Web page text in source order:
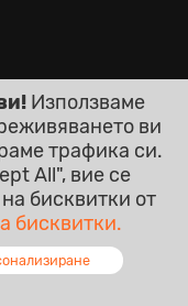
ДДС.
Използваме
ви
трафика си.
All", вие се
бисквитки от
бисквитки.